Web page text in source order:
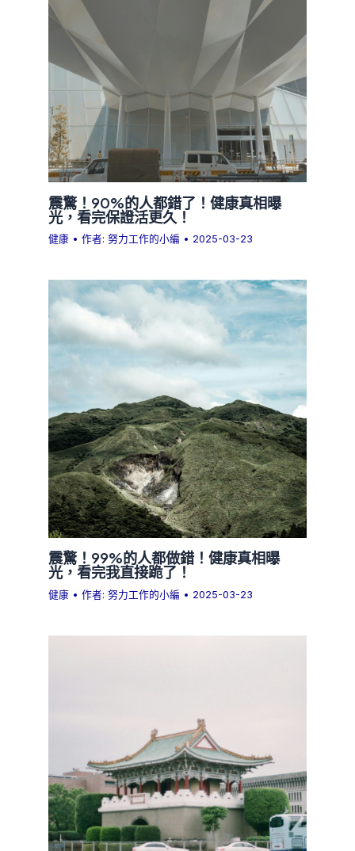
震驚！90%的人都錯了！健康真相曝
光，看完保證活更久！
健康 • 作者:努力工作的小編 • 2025-03-23
震驚！99%的人都做錯！健康真相曝
光，看完我直接跪了！
健康 • 作者:努力工作的小編 • 2025-03-23